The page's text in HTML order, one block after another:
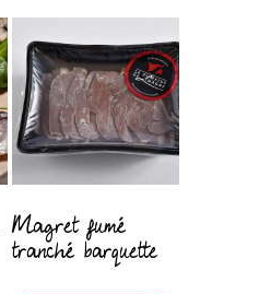
Magret fumé
tranché barquette